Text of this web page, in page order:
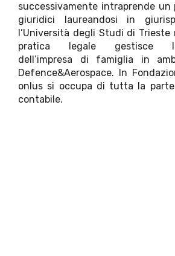
successivamente intraprende un
giuridici laureandosi in
l’Università degli Studi di Trieste
pratica legale gestisce
dell’impresa di famiglia in
Defence&Aerospace. In
onlus si occupa di tutta la
contabile.